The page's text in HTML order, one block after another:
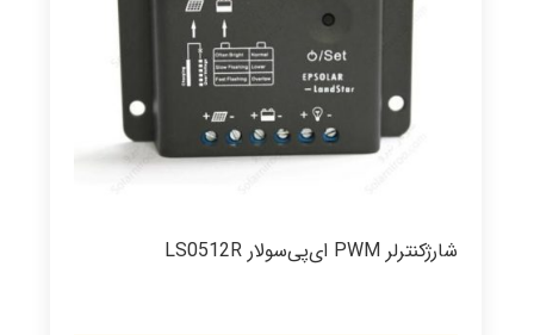
شارژکنترلر PWM ای‌پی‌سولار LS0512R